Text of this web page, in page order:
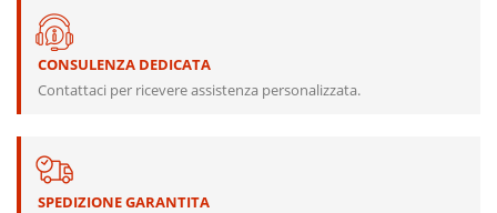
CONSULENZA DEDICATA
Contattaci per ricevere assistenza personalizzata.
SPEDIZIONE GARANTITA